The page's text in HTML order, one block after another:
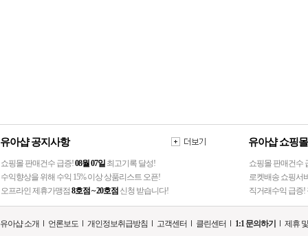
유아샵 공지사항
쇼핑몰 판매건수 급증!08월 07일 최고기록 달성!
수익향상을 위해 수익 15% 이상 상품리스트 오픈!
오프라인 제휴가맹점8호점 ~ 20호점 신청 받습니다!
유아샵 쇼핑
쇼핑몰 판매건수
로켓배송 쇼핑서
직거래수익 급증!
유아샵 소개 언론보도 개인정보취급방침 고객센터 클린센터 1:1 문의하기 제휴